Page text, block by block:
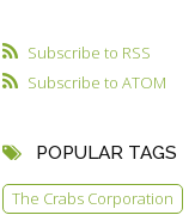
Subscribe to RSS
Subscribe to ATOM
POPULAR TAGS
The Crabs Corporation